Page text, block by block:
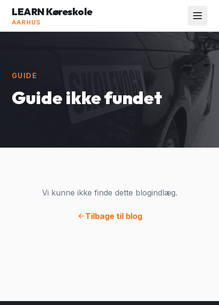
LEARN Køreskole
AARHUS
GUIDE
Guide ikke fundet
Vi kunne ikke finde dette blogindlæg.
Tilbage til blog